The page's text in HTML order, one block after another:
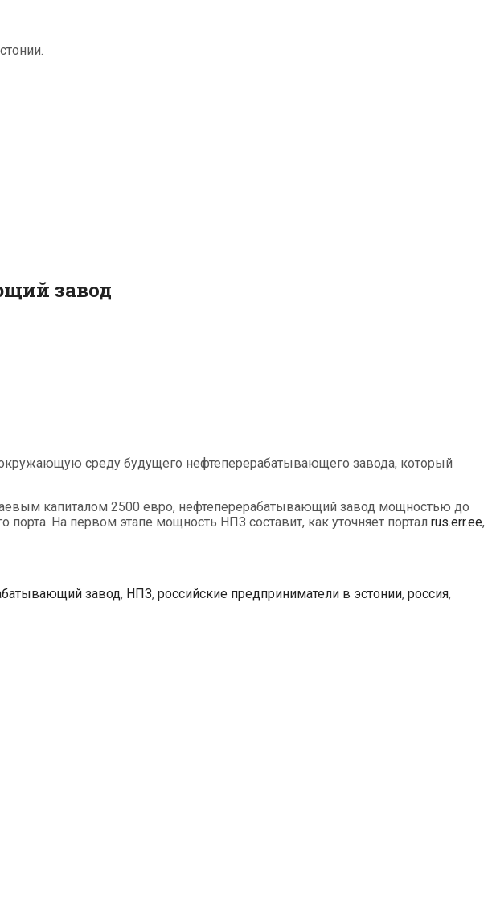
завод
среду будущего нефтеперерабатывающего завода, который
капиталом 2500 евро, нефтеперерабатывающий завод мощностью до
порта. На первом этапе мощность НПЗ составит, как уточняет портал rus.err.ee,
завод, НПЗ, российские предприниматели в эстонии, россия,